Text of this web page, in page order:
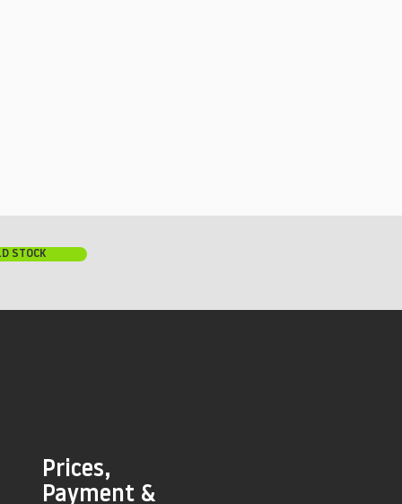
Prices,
Payment &
STOCK